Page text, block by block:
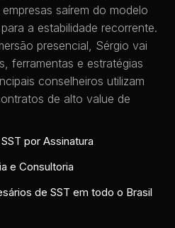
saírem do modelo
a estabilidade recorrente.
presencial, Sérgio vai
ferramentas e estratégias
conselheiros utilizam
de alto value de
por Assinatura
e Consultoria
de SST em todo o Brasil